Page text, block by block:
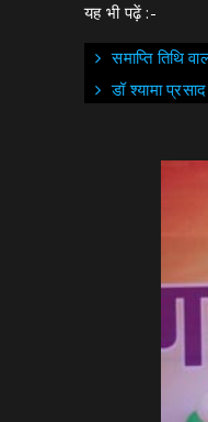
यह भी पढ़ें :-
समाप्ति तिथि
डॉ श्यामा